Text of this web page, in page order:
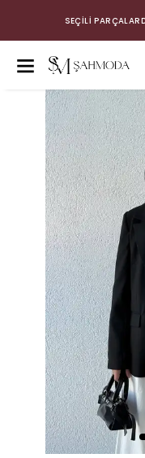
SEÇİLİ